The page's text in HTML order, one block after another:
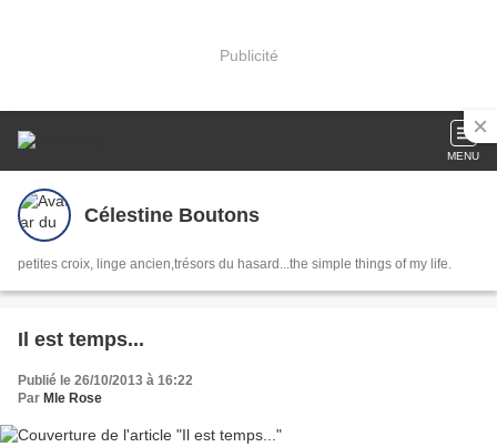
Publicité
MENU
Célestine Boutons
petites croix, linge ancien,trésors du hasard...the simple things of my life.
Il est temps...
Publié le 26/10/2013 à 16:22
Par Mle Rose